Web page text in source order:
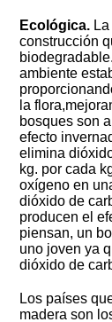
Ecológica.
construcción
ambiente
la
bosques son
efecto
elimina
kg. por cada
oxígeno en
dióxido de
producen el
piensan, un
uno joven ya
dióxido de
Los países
madera son